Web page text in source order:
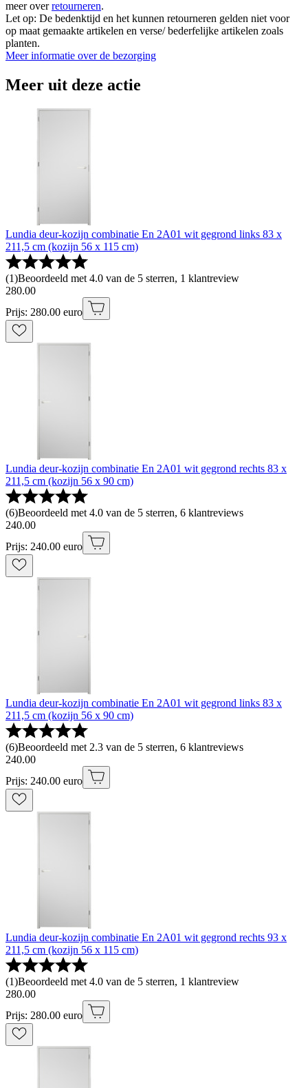
meer overretourneren.
Let op: De bedenktijd en het kunnen retourneren gelden niet voor
op maat gemaakte artikelen en verse/ bederfelijke artikelen zoals
planten.
Meer informatie over de bezorging
Meer uit deze actie
Lundia deur-kozijn combinatie En 2A01 wit gegrond links 83 x
211,5 cm (kozijn 56 x 115 cm)
(1)Beoordeeld met 4.0 van de 5 sterren, 1 klantreview
280.00
Prijs: 280.00 euro
Lundia deur-kozijn combinatie En 2A01 wit gegrond rechts 83 x
211,5 cm (kozijn 56 x 90 cm)
(6)Beoordeeld met 4.0 van de 5 sterren, 6 klantreviews
240.00
Prijs: 240.00 euro
Lundia deur-kozijn combinatie En 2A01 wit gegrond links 83 x
211,5 cm (kozijn 56 x 90 cm)
(6)Beoordeeld met 2.3 van de 5 sterren, 6 klantreviews
240.00
Prijs: 240.00 euro
Lundia deur-kozijn combinatie En 2A01 wit gegrond rechts 93 x
211,5 cm (kozijn 56 x 115 cm)
(1)Beoordeeld met 4.0 van de 5 sterren, 1 klantreview
280.00
Prijs: 280.00 euro